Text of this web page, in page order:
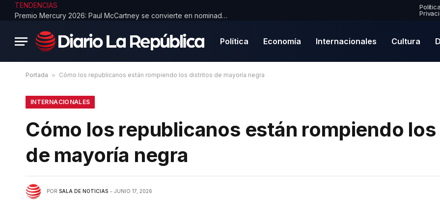
TENDENCIAS
Premio Mercury 2026: Paul McCartney se convierte en nominado por primera vez en una emocionante lista de finalistas
Política Economía Internacionales Cultura
Portada » Cómo los republicanos están rompiendo los distritos de mayoría negra
INTERNACIONALES
Cómo los republicanos están rompiendo
de mayoría negra
POR SALA DE NOTICIAS JUNIO 17, 2026